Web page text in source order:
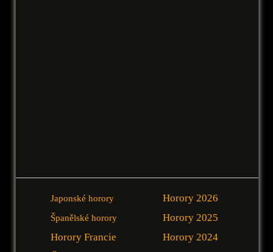
Japonské horory
Španělské horory
Horory Francie
Horory 2026
Horory 2025
Horory 2024